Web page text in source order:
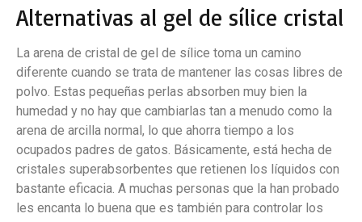
Alternativas al gel de sílice cristal
La arena de cristal de gel de sílice toma un camino
diferente cuando se trata de mantener las cosas libres de
polvo. Estas pequeñas perlas absorben muy bien la
humedad y no hay que cambiarlas tan a menudo como la
arena de arcilla normal, lo que ahorra tiempo a los
ocupados padres de gatos. Básicamente, está hecha de
cristales superabsorbentes que retienen los líquidos con
bastante eficacia. A muchas personas que la han probado
les encanta lo buena que es también para controlar los